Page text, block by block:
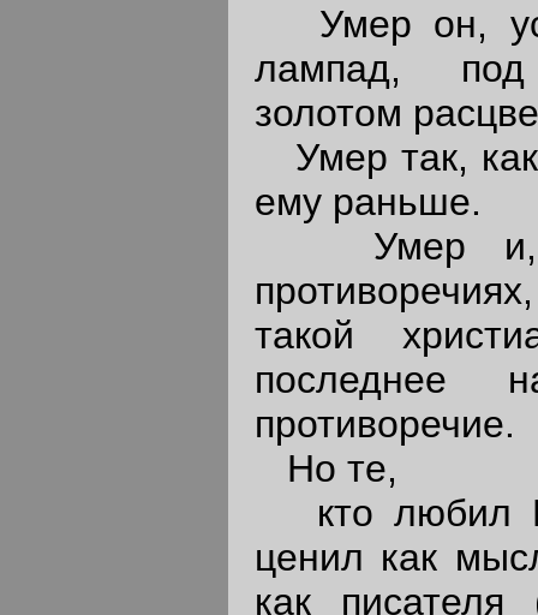
Умер он,
лампад, под
золотом
Умер так,
ему раньше.
Умер и,
такой
последнее
противоречие.
Но те,
кто любил
ценил как
как